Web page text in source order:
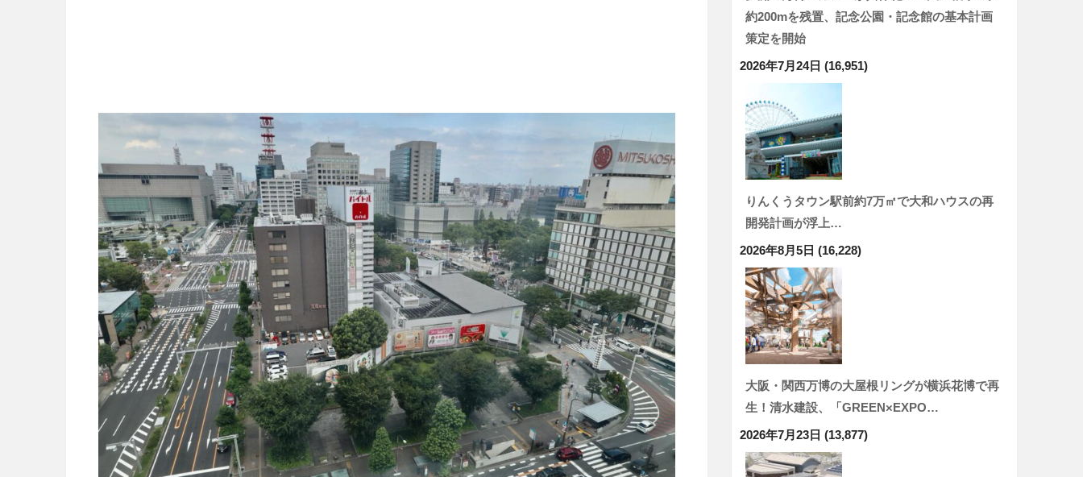
約200mを残置、記念公園・記念館の基本計画
策定を開始
2026年7月24日 (16,951)
りんくうタウン駅前約7万㎡で大和ハウスの再
開発計画が浮上…
2026年8月5日 (16,228)
大阪・関西万博の大屋根リングが横浜花博で再
生！清水建設、「GREEN×EXPO…
2026年7月23日 (13,877)